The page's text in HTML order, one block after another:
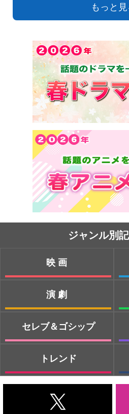
もっと見
ジャンル別
映画
演劇
セレブ＆ゴシップ
トレンド